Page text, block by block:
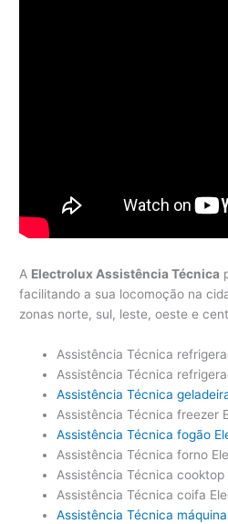
A Electrolux Assistência Técnica
facilitando a sua locomoção na
zonas norte, sul, leste, oeste e
Assistência Técnica
Assistência Técnica
Assistência Técnica
Assistência Técnica freezer
Assistência Técnica fogão
Assistência Técnica forno
Assistência Técnica cooktop
Assistência Técnica coifa
Assistência Técnica